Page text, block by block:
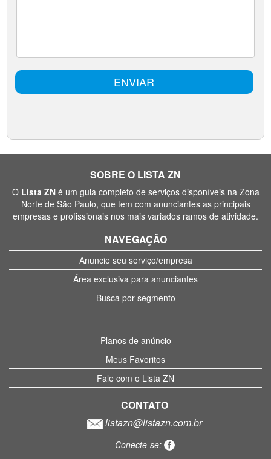
SOBRE O LISTA ZN
O Lista ZNé um guia completo de serviços disponíveis na Zona
Norte de São Paulo, que tem com anunciantes as principais
empresas e profissionais nos mais variados ramos de atividade.
NAVEGAÇÃO
Anuncie seu serviço/empresa
Área exclusiva para anunciantes
Busca por segmento
Planos de anúncio
Meus Favoritos
Fale com o Lista ZN
CONTATO
listazn@listazn.com.br
Conecte-se: